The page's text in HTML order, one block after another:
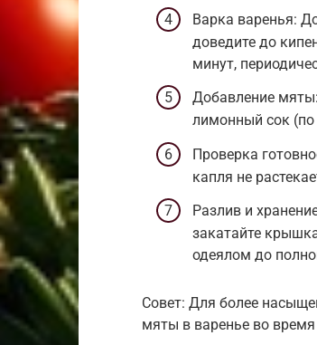
Варка варенья:
доведите до
минут,
Добавление
лимонный сок
Проверка
капля не
Разлив и
закатайте
одеялом до
Совет: Для более
мяты в варенье во